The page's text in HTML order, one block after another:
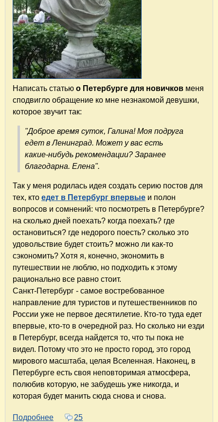
Написать статью о Петербурге для новичков меня
сподвигло обращение ко мне незнакомой девушки,
которое звучит так:
"Доброе время суток, Галина! Моя подруга
едет в Ленинград. Может у вас есть
какие-нибудь рекомендации? Заранее
благодарна. Елена".
Так у меня родилась идея создать серию постов для
тех, кто едет в Петербург впервые и полон
вопросов и сомнений: что посмотреть в Петербурге?
на сколько дней поехать? когда поехать? где
остановиться? где недорого поесть? сколько это
удовольствие будет стоить? можно ли как-то
сэкономить? Хотя я, конечно, экономить в
путешествии не люблю, но подходить к этому
рационально все равно стоит.
Санкт-Петербург - самое востребованное
направление для туристов и путешественников по
России уже не первое десятилетие. Кто-то туда едет
впервые, кто-то в очередной раз. Но сколько ни езди
в Петербург, всегда найдется то, что ты пока не
видел. Потому что это не просто город, это город
мирового масштаба, целая Вселенная. Наконец, в
Петербурге есть своя неповторимая атмосфера,
полюбив которую, не забудешь уже никогда, и
которая будет манить сюда снова и снова.
Подробнее о Первое путешествие в Петербург.
25